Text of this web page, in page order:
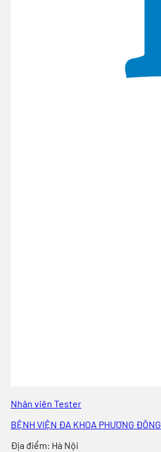
Nhân viên Tester
BỆNH VIỆN ĐA KHOA PHƯƠNG ĐÔNG
Địa điểm: Hà Nội